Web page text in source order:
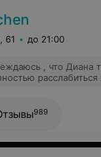
Лучше этого
61 до 21:00
, что Диана
расслабиться
989